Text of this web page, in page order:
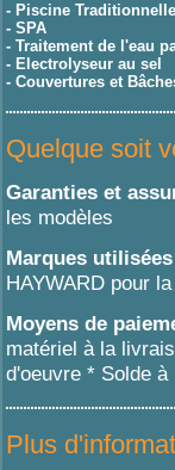
- Piscine Traditionnelle
- SPA
- Traitement de l'eau
- Electrolyseur au sel
- Couvertures et
Quelque soit
Garanties et
les modèles
Marques
HAYWARD pour
Moyens de
matériel à la
d'oeuvre * Solde
Plus